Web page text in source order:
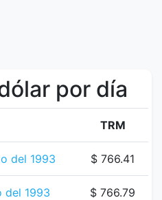
por día
TRM
del 1993 $ 766.41
del 1993 $ 766.79